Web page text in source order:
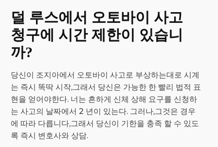
덜 루스에서 오토바이 사고
청구에 시간 제한이 있습니
까?
당신이 조지아에서 오토바이 사고로 부상하는대로 시계
는 즉시 똑딱 시작,그래서 당신은 가능한 한 빨리 법적 표
현을 얻어야한다. 너는 흔하게 신체 상해 요구를 신청하
는 사고의 날짜에서 2 년이 있는다. 그러나,그것은 경우
에 따라 다릅니다,그래서 당신이 기한을 충족 할 수 있도
록 즉시 변호사와 상담.